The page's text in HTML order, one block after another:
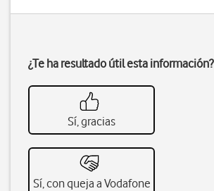
¿Te ha resultado útil esta información?
Sí, gracias
Sí, con queja a Vodafone